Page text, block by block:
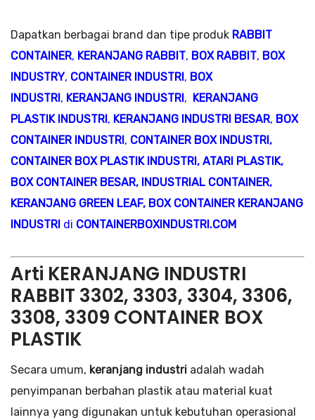
Dapatkan berbagai brand dan tipe produk RABBIT
CONTAINER, KERANJANG RABBIT, BOX RABBIT, BOX
INDUSTRY, CONTAINER INDUSTRI, BOX
INDUSTRI, KERANJANG INDUSTRI, KERANJANG
PLASTIK INDUSTRI, KERANJANG INDUSTRI BESAR, BOX
CONTAINER INDUSTRI, CONTAINER BOX INDUSTRI,
CONTAINER BOX PLASTIK INDUSTRI, ATARI PLASTIK,
BOX CONTAINER BESAR, INDUSTRIAL CONTAINER,
KERANJANG GREEN LEAF, BOX CONTAINER KERANJANG
INDUSTRI di CONTAINERBOXINDUSTRI.COM
Arti KERANJANG INDUSTRI
RABBIT 3302, 3303, 3304, 3306,
3308, 3309 CONTAINER BOX
PLASTIK
Secara umum, keranjang industri adalah wadah
penyimpanan berbahan plastik atau material kuat
lainnya yang digunakan untuk kebutuhan operasional